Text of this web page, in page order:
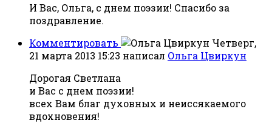
И Вас, Ольга, с днем поэзии! Спасибо за
поздравление.
Комментировать
Четверг,
21 марта 2013 15:23 написал Ольга Цвиркун
Дорогая Светлана
и Вас с днем поэзии!
всех Вам благ духовных и неиссякаемого
вдохновения!